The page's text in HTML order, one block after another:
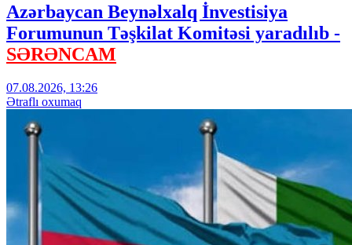
Azərbaycan Beynəlxalq İnvestisiya
Forumunun Təşkilat Komitəsi yaradılıb -
SƏRƏNCAM
07.08.2026, 13:26
Ətraflı oxumaq